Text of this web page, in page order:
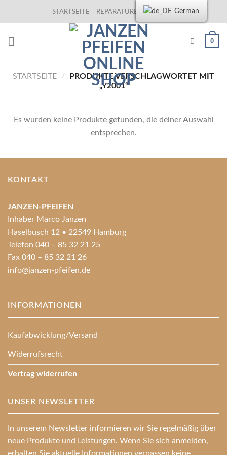
STARTSEITE REPARATUREN KONTAKT
0
STARTSEITE /
PRODUKTE VERSCHLAGWORTET MIT
„Y2001“
Es wurden keine Produkte gefunden, die deiner Auswahl
entsprechen.
KONTAKT
JANZEN-PFEIFEN
Inhaber Marco Janzen
Haselbusch 12 • 22549 Hamburg
Telefon 040 – 85 32 21 25
Fax 040 – 85 32 21 26
info@janzen-pfeifen.de
INFORMATIONEN
Kaufabwicklung/Versand
Widerrufsrecht
Vertrag widerrufen
UNSER NEWSLETTER
In unserem Newsletter informieren wir Sie regelmäßig über
neue Produkte und Leistungen. Wenn Sie sich anmelden,
German